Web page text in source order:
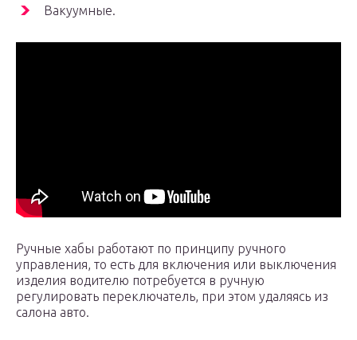
Вакуумные.
Ручные хабы работают по принципу ручного
управления, то есть для включения или выключения
изделия водителю потребуется в ручную
регулировать переключатель, при этом удаляясь из
салона авто.